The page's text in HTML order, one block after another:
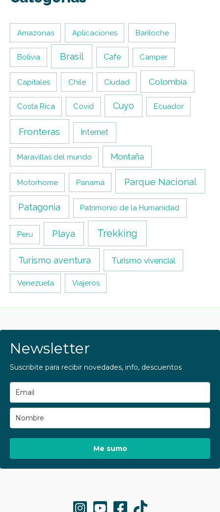
Amazonas Aplicaciones Bariloche
Bolivia Brasil Cafe Camper
Capitales Chile Ciudad Colombia
Costa Rica Covid Cuyo Ecuador
Fronteras Internet
Maravillas del mundo Montaña
Motorhome Panamá Parque Nacional
Patagonia Patrimonio de la Humanidad
Peru Playa Trekking
Turismo aventura Turismo vivencial
Venezuela Viajeros
Newsletter
Suscribite para recibir novedades, info, descuentos
Me sumo